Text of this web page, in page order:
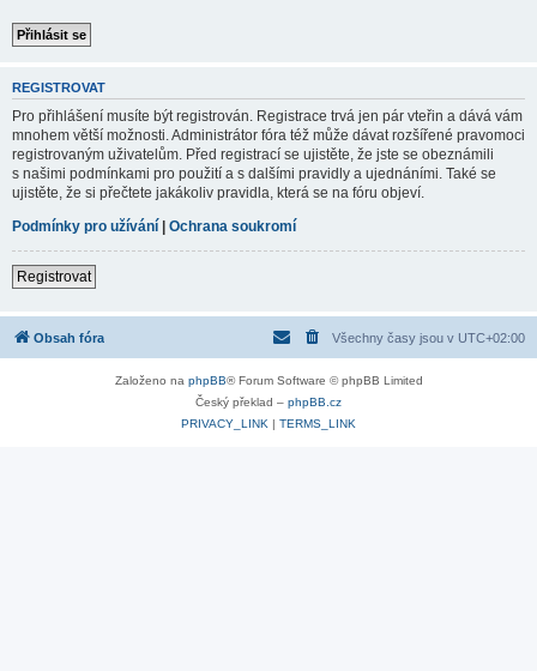
REGISTROVAT
Pro přihlášení musíte být registrován. Registrace trvá jen pár vteřin a dává vám
mnohem větší možnosti. Administrátor fóra též může dávat rozšířené pravomoci
registrovaným uživatelům. Před registrací se ujistěte, že jste se obeznámili
s našimi podmínkami pro použití a s dalšími pravidly a ujednáními. Také se
ujistěte, že si přečtete jakákoliv pravidla, která se na fóru objeví.
Podmínky pro užívání | Ochrana soukromí
Registrovat
Obsah fóra Všechny časy jsou v UTC+02:00
Založeno na phpBB® Forum Software © phpBB Limited
Český překlad – phpBB.cz
PRIVACY_LINK | TERMS_LINK